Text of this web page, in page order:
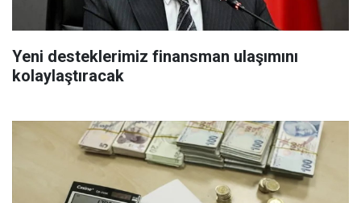
Yeni desteklerimiz finansman ulaşımını
kolaylaştıracak